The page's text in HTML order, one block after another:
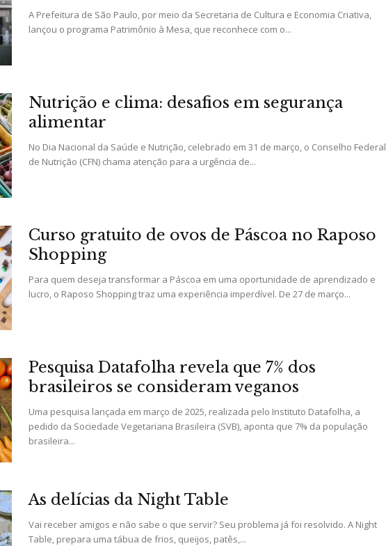
da
Granja
e
A Prefeitura de São Paulo, por meio da Secretaria de Cultura e Economia Criativa,
lançou o programa Patrimônio à Mesa, que reconhece com o...
Nutrição e clima: desafios em segurança
alimentar
No Dia Nacional da Saúde e Nutrição, celebrado em 31 de março, o Conselho Federal
de Nutrição (CFN) chama atenção para a urgência de...
Curso gratuito de ovos de Páscoa no Raposo
Shopping
Para quem deseja transformar a Páscoa em uma oportunidade de aprendizado e
lucro, o Raposo Shopping traz uma experiência imperdível. De 27 de março...
Pesquisa Datafolha revela que 7% dos
brasileiros se consideram veganos
Uma pesquisa lançada em março de 2025, realizada pelo Instituto Datafolha, a
pedido da Sociedade Vegetariana Brasileira (SVB), aponta que 7% da população
brasileira...
As delícias da Night Table
Vai receber amigos e não sabe o que servir? Seu problema já foi resolvido. A Night
Table, prepara uma tábua de frios, queijos, patês,...